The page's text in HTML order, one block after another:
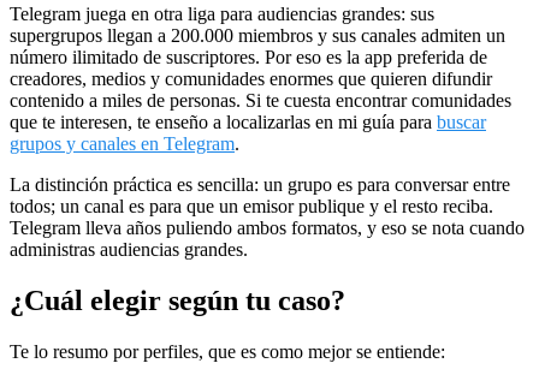
Telegram juega en otra liga para audiencias grandes: sus
supergrupos llegan a 200.000 miembros y sus canales admiten un
número ilimitado de suscriptores. Por eso es la app preferida de
creadores, medios y comunidades enormes que quieren difundir
contenido a miles de personas. Si te cuesta encontrar comunidades
que te interesen, te enseño a localizarlas en mi guía para buscar
grupos y canales en Telegram.
La distinción práctica es sencilla: un grupo es para conversar entre
todos; un canal es para que un emisor publique y el resto reciba.
Telegram lleva años puliendo ambos formatos, y eso se nota cuando
administras audiencias grandes.
¿Cuál elegir según tu caso?
Te lo resumo por perfiles, que es como mejor se entiende: